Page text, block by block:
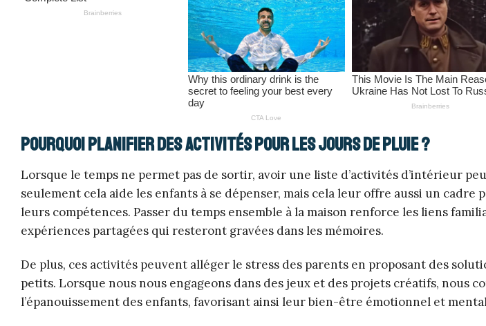
Pourquoi planifier des activités pour les jours de pluie ?
Lorsque le temps ne permet pas de sortir, avoir une liste d’activités d’intérieur
seulement cela aide les enfants à se dépenser, mais cela leur offre aussi un
leurs compétences. Passer du temps ensemble à la maison renforce les liens
expériences partagées qui resteront gravées dans les mémoires.
De plus, ces activités peuvent alléger le stress des parents en proposant des
petits. Lorsque nous nous engageons dans des jeux et des projets créatifs, nous
l’épanouissement des enfants, favorisant ainsi leur bien-être émotionnel et